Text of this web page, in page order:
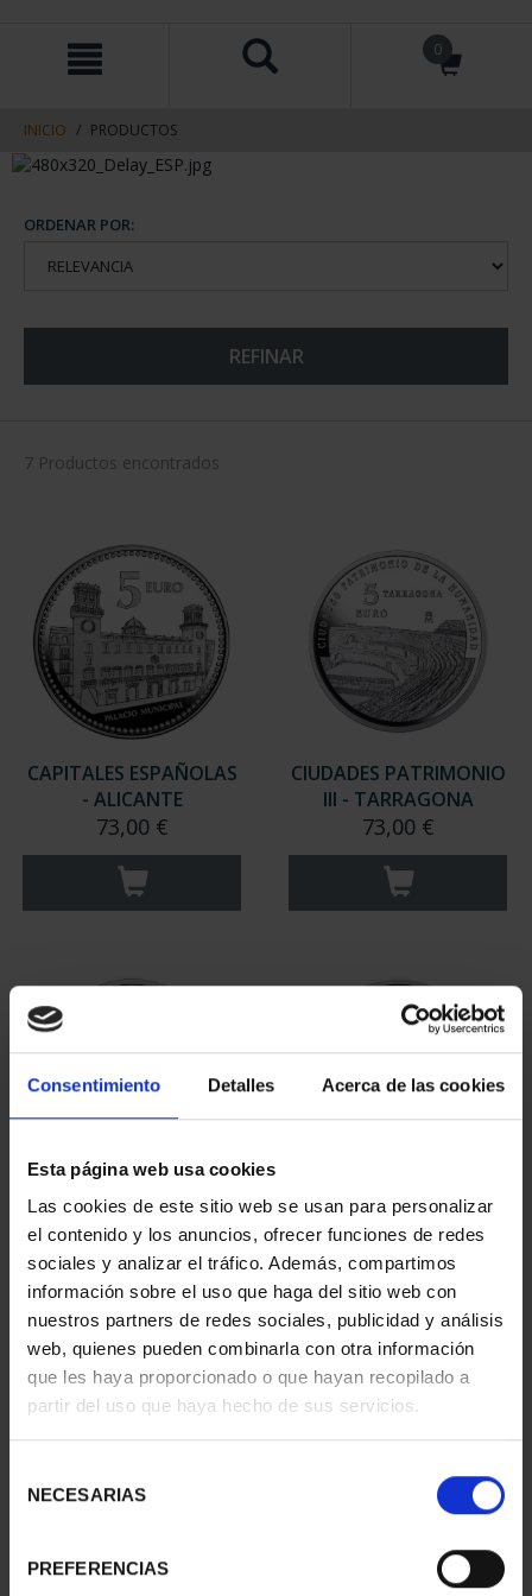
Consentimiento Detalles Acerca de las cookies
Esta página web usa cookies
Las cookies de este sitio web se usan para personalizar
el contenido y los anuncios, ofrecer funciones de redes
sociales y analizar el tráfico. Además, compartimos
información sobre el uso que haga del sitio web con
nuestros partners de redes sociales, publicidad y análisis
web, quienes pueden combinarla con otra información
que les haya proporcionado o que hayan recopilado a
partir del uso que haya hecho de sus servicios.
NECESARIAS
PREFERENCIAS
contenido
navegacin
0
INICIO PRODUCTOS
ORDENAR POR:
REFINAR
7 Productos encontrados
CAPITALES ESPAÑOLAS
- ALICANTE
73,00 €
CIUDADES PATRIMONIO
III - TARRAGONA
73,00 €
CIUDADES PATRIMONIO
III - SEGOVIA
73,00 €
CIUDADES PATRIMONIO
III - UBEDA
73,00 €